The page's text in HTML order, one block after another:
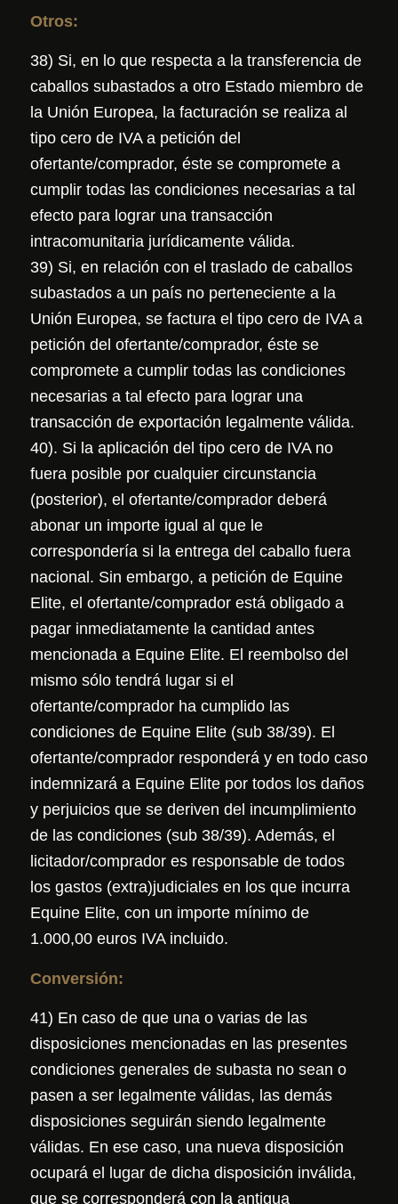
Otros:
38) Si, en lo que respecta a la transferencia de
caballos subastados a otro Estado miembro de
la Unión Europea, la facturación se realiza al
tipo cero de IVA a petición del
ofertante/comprador, éste se compromete a
cumplir todas las condiciones necesarias a tal
efecto para lograr una transacción
intracomunitaria jurídicamente válida.
39) Si, en relación con el traslado de caballos
subastados a un país no perteneciente a la
Unión Europea, se factura el tipo cero de IVA a
petición del ofertante/comprador, éste se
compromete a cumplir todas las condiciones
necesarias a tal efecto para lograr una
transacción de exportación legalmente válida.
40). Si la aplicación del tipo cero de IVA no
fuera posible por cualquier circunstancia
(posterior), el ofertante/comprador deberá
abonar un importe igual al que le
correspondería si la entrega del caballo fuera
nacional. Sin embargo, a petición de Equine
Elite, el ofertante/comprador está obligado a
pagar inmediatamente la cantidad antes
mencionada a Equine Elite. El reembolso del
mismo sólo tendrá lugar si el
ofertante/comprador ha cumplido las
condiciones de Equine Elite (sub 38/39). El
ofertante/comprador responderá y en todo caso
indemnizará a Equine Elite por todos los daños
y perjuicios que se deriven del incumplimiento
de las condiciones (sub 38/39). Además, el
licitador/comprador es responsable de todos
los gastos (extra)judiciales en los que incurra
Equine Elite, con un importe mínimo de
1.000,00 euros IVA incluido.
Conversión:
41) En caso de que una o varias de las
disposiciones mencionadas en las presentes
condiciones generales de subasta no sean o
pasen a ser legalmente válidas, las demás
disposiciones seguirán siendo legalmente
válidas. En ese caso, una nueva disposición
ocupará el lugar de dicha disposición inválida,
que se corresponderá con la antigua